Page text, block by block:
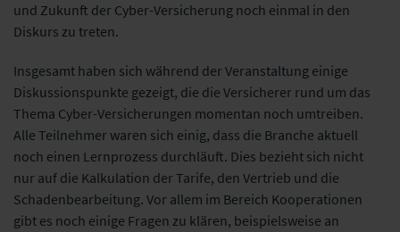
und Zukunft der Cyber-Versicherung noch einmal in den
Diskurs zu treten.
Insgesamt haben sich während der Veranstaltung einige
Diskussionspunkte gezeigt, die die Versicherer rund um das
Thema Cyber-Versicherungen momentan noch umtreiben.
Alle Teilnehmer waren sich einig, dass die Branche aktuell
noch einen Lernprozess durchläuft. Dies bezieht sich nicht
nur auf die Kalkulation der Tarife, den Vertrieb und die
Schadenbearbeitung. Vor allem im Bereich Kooperationen
gibt es noch einige Fragen zu klären, beispielsweise an